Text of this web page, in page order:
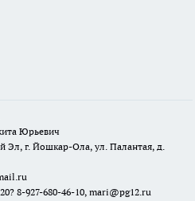
Юрьевич
Эл, г. Йошкар-Ола, ул. Палантая, д.
8-927-680-46-10, mari@pg12.ru